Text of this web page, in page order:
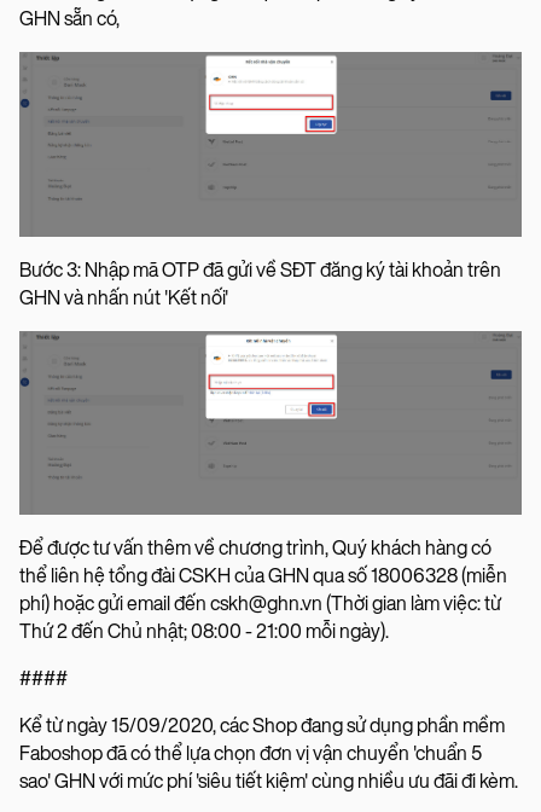
GHN sẵn có,
Bước 3: Nhập mã OTP đã gửi về SĐT đăng ký tài khoản trên
GHN và nhấn nút 'Kết nối'
Để được tư vấn thêm về chương trình, Quý khách hàng có
thể liên hệ tổng đài CSKH của GHN qua số 18006328 (miễn
phí) hoặc gửi email đến cskh@ghn.vn (Thời gian làm việc: từ
Thứ 2 đến Chủ nhật; 08:00 - 21:00 mỗi ngày).
####
Kể từ ngày 15/09/2020, các Shop đang sử dụng phần mềm
Faboshop đã có thể lựa chọn đơn vị vận chuyển 'chuẩn 5
sao' GHN với mức phí 'siêu tiết kiệm' cùng nhiều ưu đãi đi kèm.